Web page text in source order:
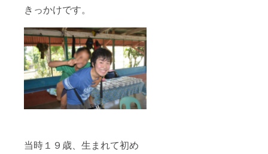
きっかけです。
当時１９歳、生まれて初め